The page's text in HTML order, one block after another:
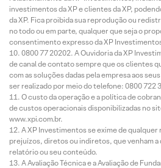
investimentos da XP e clientes da XP,
da XP. Fica proibida sua reprodução ou
no todo ou em parte, qualquer que seja o
consentimento expresso da XP
0800 77 20202. A Ouvidoria da XP
de canal de contato sempre que os clientes
com as soluções dadas pela empresa aos
ser realizado por meio do telefone: 0800 722
O custo da operação e a política de
de custos operacionais disponibilizadas no
www.xpi.com.br.
A XP Investimentos se exime de
prejuízos, diretos ou indiretos, que venham
relatório ou seu conteúdo.
A Avaliação Técnica e a Avaliação de